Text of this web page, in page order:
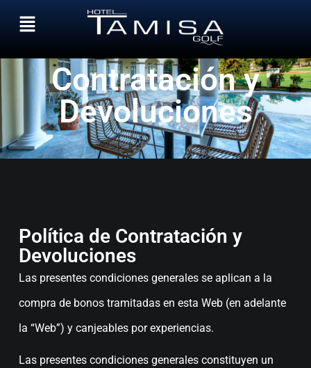
Política de
Contratación y
Devoluciones
Política de Contratación y
Devoluciones
Las presentes condiciones generales se aplican a la
compra de bonos tramitadas en esta Web (en adelante
la “Web”) y canjeables por experiencias.
Las presentes condiciones generales constituyen un